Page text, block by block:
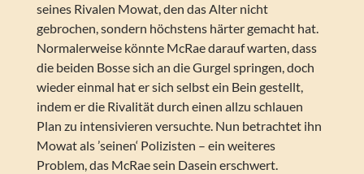
seines Rivalen Mowat, den das Alter nicht
gebrochen, sondern höchstens härter gemacht hat.
Normalerweise könnte McRae darauf warten, dass
die beiden Bosse sich an die Gurgel springen, doch
wieder einmal hat er sich selbst ein Bein gestellt,
indem er die Rivalität durch einen allzu schlauen
Plan zu intensivieren versuchte. Nun betrachtet ihn
Mowat als ’seinen‘ Polizisten – ein weiteres
Problem, das McRae sein Dasein erschwert.